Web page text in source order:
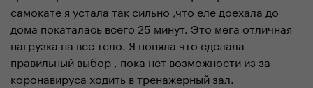
самокате я устала так сильно ,что еле доехала до
дома покаталась всего 25 минут. Это мега отличная
нагрузка на все тело. Я поняла что сделала
правильный выбор , пока нет возможности из за
коронавируса ходить в тренажерный зал.